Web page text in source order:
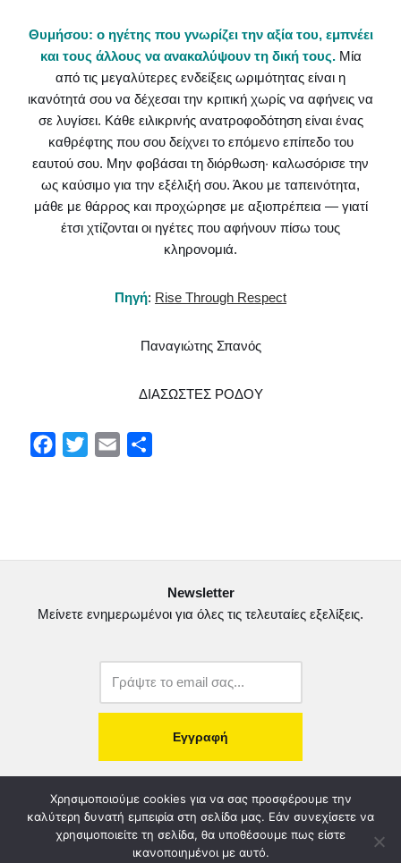
Θυμήσου: ο ηγέτης που γνωρίζει την αξία του, εμπνέει
και τους άλλους να ανακαλύψουν τη δική τους. Μία
από τις μεγαλύτερες ενδείξεις ωριμότητας είναι η
ικανότητά σου να δέχεσαι την κριτική χωρίς να αφήνεις να
σε λυγίσει. Κάθε ειλικρινής ανατροφοδότηση είναι ένας
καθρέφτης που σου δείχνει το επόμενο επίπεδο του
εαυτού σου. Μην φοβάσαι τη διόρθωση· καλωσόρισε την
ως καύσιμο για την εξέλιξή σου. Άκου με ταπεινότητα,
μάθε με θάρρος και προχώρησε με αξιοπρέπεια — γιατί
έτσι χτίζονται οι ηγέτες που αφήνουν πίσω τους
κληρονομιά.
Πηγή: Rise Through Respect
Παναγιώτης Σπανός
ΔΙΑΣΩΣΤΕΣ ΡΟΔΟΥ
k
ε
Newsletter
Μείνετε ενημερωμένοι για όλες τις τελευταίες εξελίξεις.
copyright@2022. Κατασκευή Ιστοσελίδας.
Λογοδοσία – Χρηστή Διαχείριση
Διοικητικό Συμβούλιο
Χρησιμοποιούμε cookies για να σας προσφέρουμε την
καλύτερη δυνατή εμπειρία στη σελίδα μας. Εάν συνεχίσετε να
χρησιμοποιείτε τη σελίδα, θα υποθέσουμε πως είστε
ικανοποιημένοι με αυτό.